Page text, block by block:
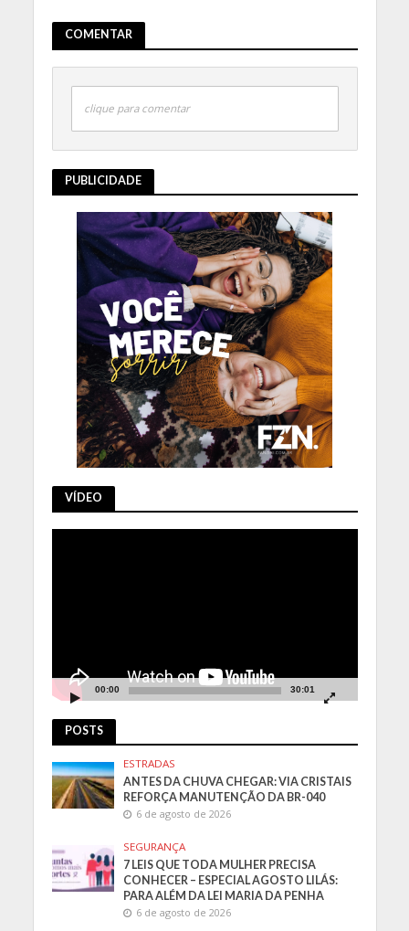
COMENTAR
clique para comentar
PUBLICIDADE
VÍDEO
00:00 30:01
POSTS
ESTRADAS
ANTES DA CHUVA CHEGAR: VIA CRISTAIS
REFORÇA MANUTENÇÃO DA BR-040
6 de agosto de 2026
SEGURANÇA
7 LEIS QUE TODA MULHER PRECISA
CONHECER – ESPECIAL AGOSTO LILÁS:
PARA ALÉM DA LEI MARIA DA PENHA
6 de agosto de 2026